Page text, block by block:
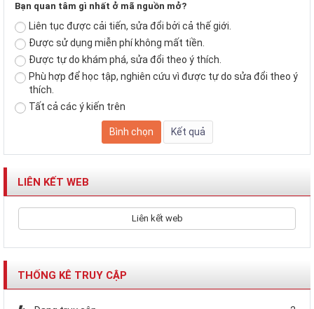
Bạn quan tâm gì nhất ở mã nguồn mở?
Liên tục được cải tiến, sửa đổi bởi cả thế giới.
Được sử dụng miễn phí không mất tiền.
Được tự do khám phá, sửa đổi theo ý thích.
Phù hợp để học tập, nghiên cứu vì được tự do sửa đổi theo ý
thích.
Tất cả các ý kiến trên
LIÊN KẾT WEB
Liên kết web
THỐNG KÊ TRUY CẬP